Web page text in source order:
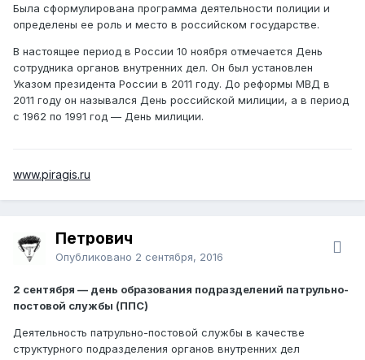
Была сформулирована программа деятельности полиции и
определены ее роль и место в российском государстве.
В настоящее период в России 10 ноября отмечается День
сотрудника органов внутренних дел. Он был установлен
Указом президента России в 2011 году. До реформы МВД в
2011 году он назывался День российской милиции, а в период
с 1962 по 1991 год — День милиции.
www.piragis.ru
Петрович
Опубликовано 2 сентября, 2016
2 сентября — день образования подразделений патрульно-
постовой службы (ППС)
Деятельность патрульно-постовой службы в качестве
структурного подразделения органов внутренних дел